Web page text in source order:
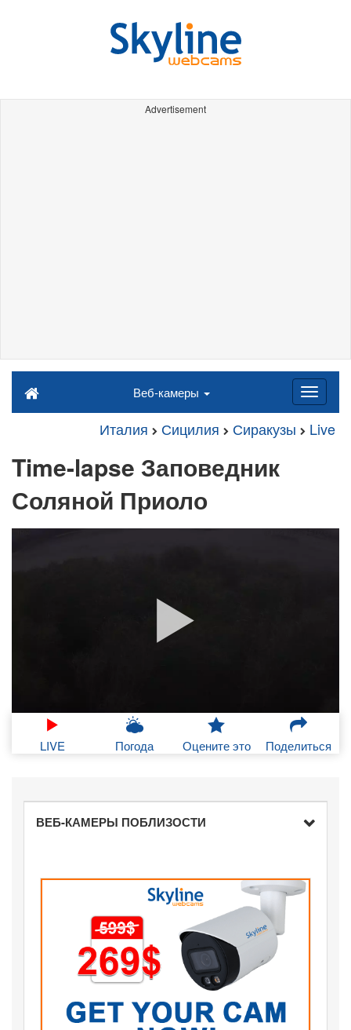
Advertisement
Веб-камеры
Италия Сицилия Сиракузы Live
Time-lapse Заповедник
Соляной Приоло
LIVE Погода Оцените это Поделиться
ВЕБ-КАМЕРЫ ПОБЛИЗОСТИ